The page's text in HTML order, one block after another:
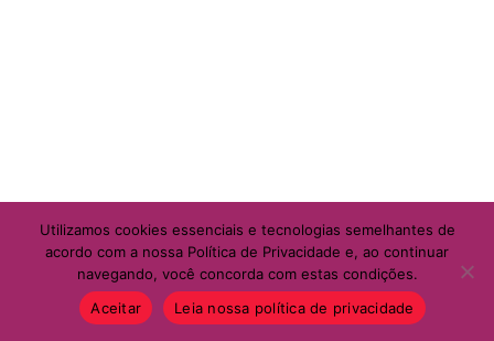
Utilizamos cookies essenciais e tecnologias semelhantes de
acordo com a nossa Política de Privacidade e, ao continuar
navegando, você concorda com estas condições.
Aceitar
Leia nossa política de privacidade